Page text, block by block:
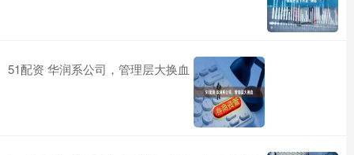
51配资 华润系公司，管理层大换血